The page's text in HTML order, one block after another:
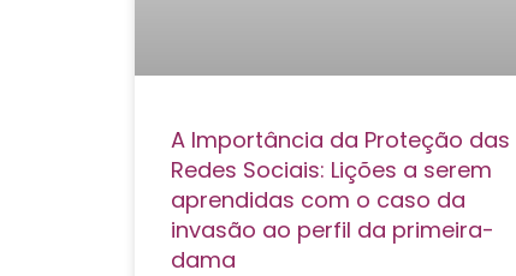
A Importância da Proteção das
Redes Sociais: Lições a serem
aprendidas com o caso da
invasão ao perfil da primeira-
dama